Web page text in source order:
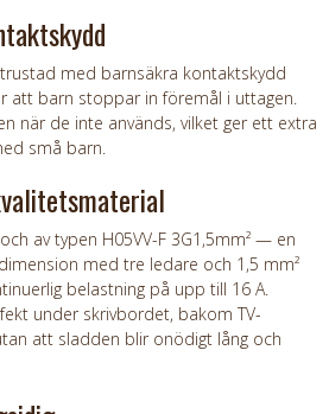
med barnsäkra kontaktskydd
att barn stoppar in föremål i uttagen.
när de inte används, vilket ger ett extra
små barn.
av typen H05VV-F 3G1,5mm² — en
med tre ledare och 1,5 mm²
belastning på upp till 16 A.
under skrivbordet, bakom TV-
att sladden blir onödigt lång och